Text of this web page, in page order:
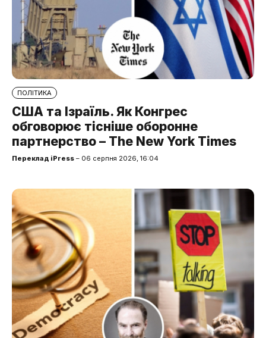
ПОЛІТИКА
США та Ізраїль. Як Конгрес
обговорює тісніше оборонне
партнерство – The New York Times
Переклад iPress – 06 серпня 2026, 16:04